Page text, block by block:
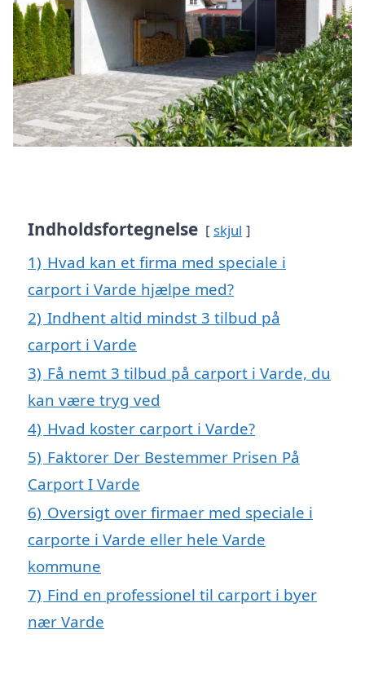
Indholdsfortegnelse skjul
1) Hvad kan et firma med speciale i
carport i Varde hjælpe med?
2) Indhent altid mindst 3 tilbud på
carport i Varde
3) Få nemt 3 tilbud på carport i Varde, du
kan være tryg ved
4) Hvad koster carport i Varde?
5) Faktorer Der Bestemmer Prisen På
Carport I Varde
6) Oversigt over firmaer med speciale i
carporte i Varde eller hele Varde
kommune
7) Find en professionel til carport i byer
nær Varde